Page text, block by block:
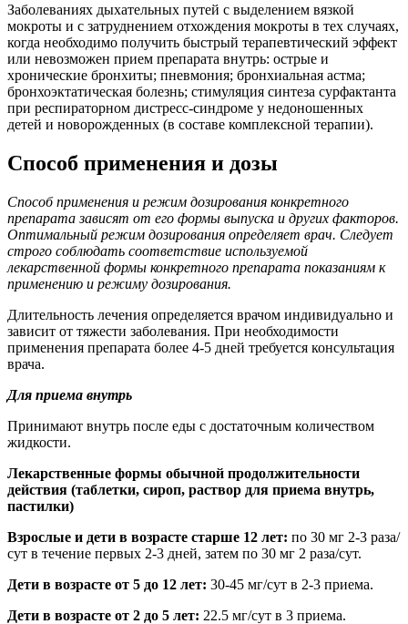
Заболеваниях дыхательных путей с выделением вязкой
мокроты и с затруднением отхождения мокроты в тех случаях,
когда необходимо получить быстрый терапевтический эффект
или невозможен прием препарата внутрь: острые и
хронические бронхиты; пневмония; бронхиальная астма;
бронхоэктатическая болезнь; стимуляция синтеза сурфактанта
при респираторном дистресс-синдроме у недоношенных
детей и новорожденных (в составе комплексной терапии).
Способ применения и дозы
Способ применения и режим дозирования конкретного
препарата зависят от его формы выпуска и других факторов.
Оптимальный режим дозирования определяет врач. Следует
строго соблюдать соответствие используемой
лекарственной формы конкретного препарата показаниям к
применению и режиму дозирования.
Длительность лечения определяется врачом индивидуально и
зависит от тяжести заболевания. При необходимости
применения препарата более 4-5 дней требуется консультация
врача.
Для приема внутрь
Принимают внутрь после еды с достаточным количеством
жидкости.
Лекарственные формы обычной продолжительности
действия (таблетки, сироп, раствор для приема внутрь,
пастилки)
Взрослые и дети в возрасте старше 12 лет: по 30 мг 2-3 раза/
сут в течение первых 2-3 дней, затем по 30 мг 2 раза/сут.
Дети в возрасте от 5 до 12 лет: 30-45 мг/сут в 2-3 приема.
Дети в возрасте от 2 до 5 лет: 22.5 мг/сут в 3 приема.